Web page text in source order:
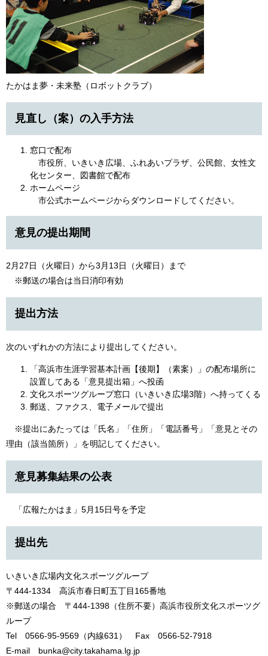
たかはま夢・未来塾（ロボットクラブ）
見直し（案）の入手方法
窓口で配布
市役所、いきいき広場、ふれあいプラザ、公民館、女性文
化センター、図書館で配布
ホームページ
市公式ホームページからダウンロードしてください。
意見の提出期間
2月27日（火曜日）から3月13日（火曜日）まで
※郵送の場合は当日消印有効
提出方法
次のいずれかの方法により提出してください。
「高浜市生涯学習基本計画【後期】（素案）」の配布場所に
設置してある「意見提出箱」へ投函
文化スポーツグループ窓口（いきいき広場3階）へ持ってくる
郵送、ファクス、電子メールで提出
※提出にあたっては「氏名」「住所」「電話番号」「意見とその
理由（該当箇所）」を明記してください。
意見募集結果の公表
「広報たかはま」5月15日号を予定
提出先
いきいき広場内文化スポーツグループ
〒444-1334 高浜市春日町五丁目165番地
※郵送の場合 〒444-1398（住所不要）高浜市役所文化スポーツグ
ループ
Tel 0566-95-9569（内線631） Fax 0566-52-7918
E-mail bunka@city.takahama.lg.jp